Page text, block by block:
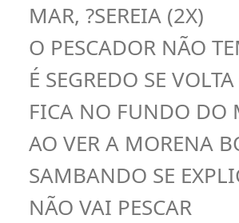
MAR, ?SEREIA (2X)
O PESCADOR NÃO
É SEGREDO SE
FICA NO FUNDO DO
AO VER A MORENA
SAMBANDO SE
NÃO VAI PESCAR